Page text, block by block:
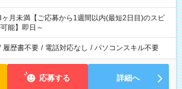
ヶ月未満【ご応募から1週間以内(最短2日目)のスピ
能】即日～
履歴書不要 / 電話対応なし / パソコンスキル不要
応募する 詳細へ